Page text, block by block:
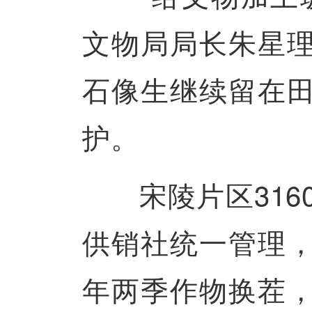
文物局局长朱星
石像生继续留在
护。
宋陵片区3160
供销社统一管理
年两季作物换茬